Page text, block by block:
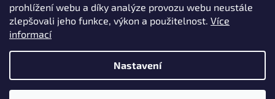
prohlížení webu a díky analýze provozu webu neustále
zlepšovali jeho funkce, výkon a použitelnost. Více
informací
Nastavení
Na přelomu července a srpna může dojít k určitému zpoždění
dodávek zboží do našeho skladu, a tím i k prodloužení termínu
doručení Vaší objednávky, a to z důvodu celozávodních
Vytvořil Shoptet